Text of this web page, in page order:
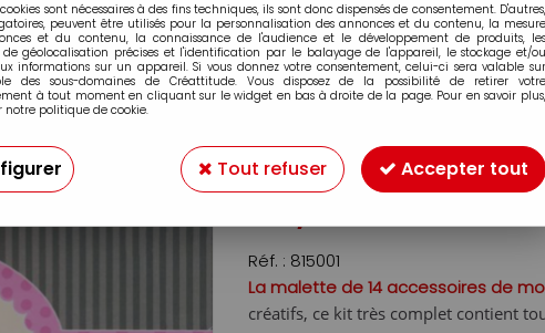
MALLETTE DE 14
Soyez le premier à donner votre
39,99 €
Réf. : 815001
La malette de 14 accessoires de
créatifs, ce kit très complet contient
sont nécessaires à des fins techniques, ils sont donc dispensés de consentement. D'autres,
peuvent être utilisés pour la personnalisation des annonces et du contenu, la mesure
et du contenu, la connaissance de l'audience et le développement de produits, les
de géolocalisation précises et l'identification par le balayage de l'appareil, le stockage et/ou
informations sur un appareil. Si vous donnez votre consentement, celui-ci sera valable sur
des sous-domaines de Créattitude. Vous disposez de la possibilité de retirer votre
à tout moment en cliquant sur le widget en bas à droite de la page. Pour en savoir plus,
notre politique de cookie.
Tout refuser Accepter tout